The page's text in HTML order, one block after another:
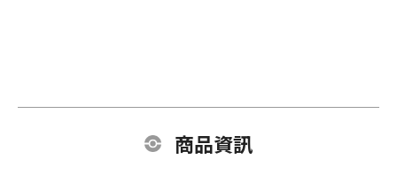
商品資訊